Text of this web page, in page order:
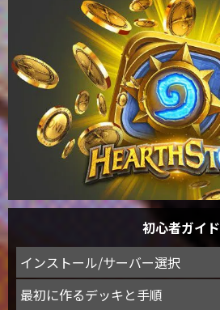
初心者ガイド
インストール/サーバー選択
最初に作るデッキと手順